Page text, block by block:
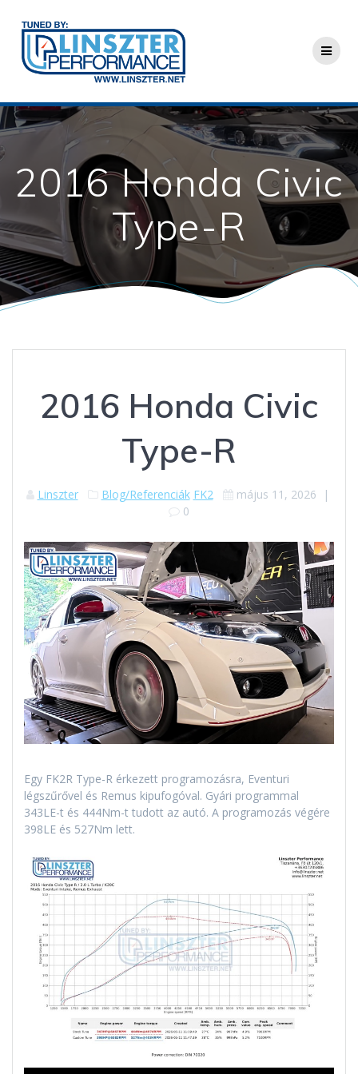
content
2016 Honda Civic
Type-R
2016 Honda Civic
Type-R
Linszter Blog/Referenciák FK2 május 11, 2026 |
0
Egy FK2R Type-R érkezett programozásra, Eventuri
légszűrővel és Remus kipufogóval. Gyári programmal
343LE-t és 444Nm-t tudott az autó. A programozás végére
398LE és 527Nm lett.